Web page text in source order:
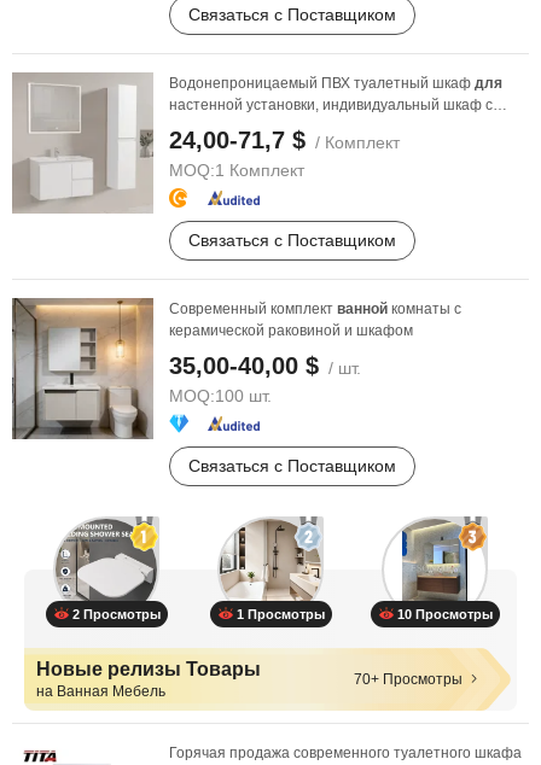
Связаться с Поставщиком
Водонепроницаемый ПВХ туалетный шкаф для
настенной установки, индивидуальный шкаф с
24,00-71,7 $ / Комплект
MOQ:1 Комплект
Связаться с Поставщиком
Современный комплект ванной комнаты с
керамической раковиной и шкафом
35,00-40,00 $ / шт.
MOQ:100 шт.
Связаться с Поставщиком
2 Просмотры 1 Просмотры 10 Просмотры
Новые релизы Товары
на Ванная Мебель
70+ Просмотры
Горячая продажа современного туалетного шкафа